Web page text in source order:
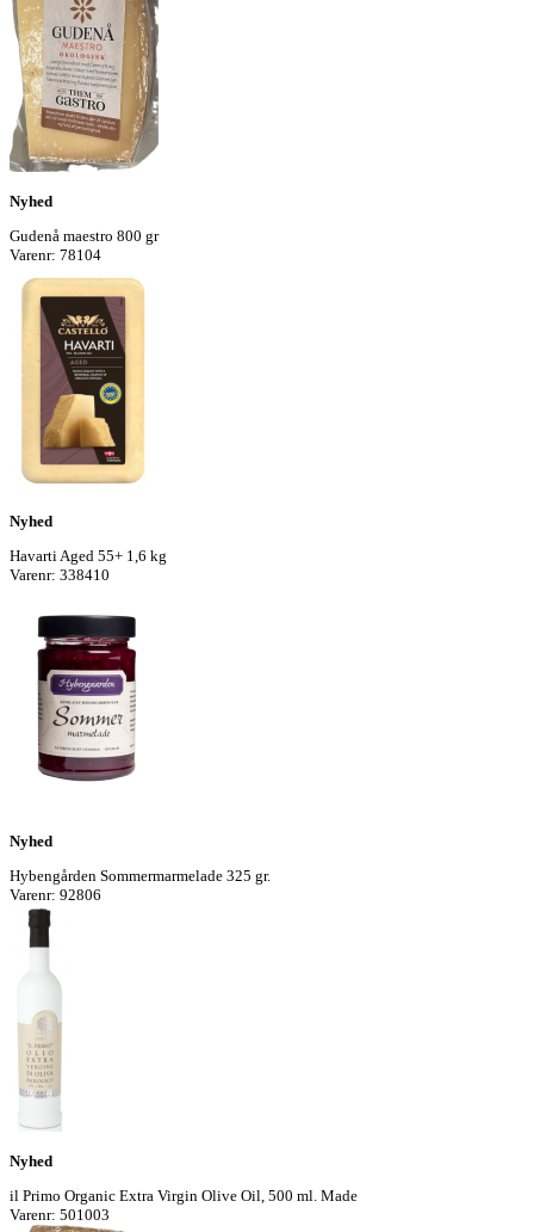
Nyhed
Gudenå maestro 800 gr
Varenr: 78104
Nyhed
Havarti Aged 55+ 1,6 kg
Varenr: 338410
Nyhed
Hybengården Sommermarmelade 325 gr.
Varenr: 92806
Nyhed
il Primo Organic Extra Virgin Olive Oil, 500 ml. Made
Varenr: 501003